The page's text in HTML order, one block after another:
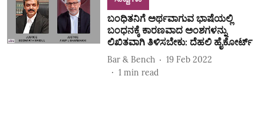
ಬಂಧಿತನಿಗೆ ಅರ್ಥವಾಗುವ ಭಾಷೆಯಲ್ಲಿ
ಬಂಧನಕ್ಕೆ ಕಾರಣವಾದ ಅಂಶಗಳನ್ನು
ಲಿಖಿತವಾಗಿ ತಿಳಿಸಬೇಕು: ದೆಹಲಿ ಹೈಕೋರ್ಟ್
Bar & Bench
19 Feb 2022
1 min read